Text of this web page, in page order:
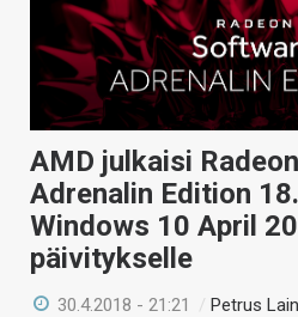
AMD julkaisi
Adrenalin Edition
Windows 10 April
päivitykselle
30.4.2018 - 21:21 /Petrus